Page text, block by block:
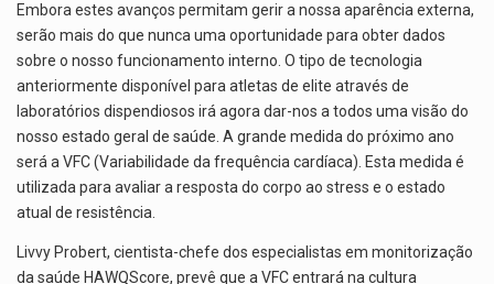
Embora estes avanços permitam gerir a nossa aparência externa,
serão mais do que nunca uma oportunidade para obter dados
sobre o nosso funcionamento interno. O tipo de tecnologia
anteriormente disponível para atletas de elite através de
laboratórios dispendiosos irá agora dar-nos a todos uma visão do
nosso estado geral de saúde. A grande medida do próximo ano
será a VFC (Variabilidade da frequência cardíaca). Esta medida é
utilizada para avaliar a resposta do corpo ao stress e o estado
atual de resistência.
Livvy Probert, cientista-chefe dos especialistas em monitorização
da saúde HAWQScore, prevê que a VFC entrará na cultura